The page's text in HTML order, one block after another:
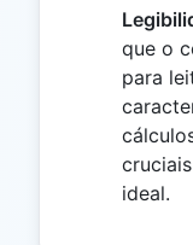
que o
para
ideal.